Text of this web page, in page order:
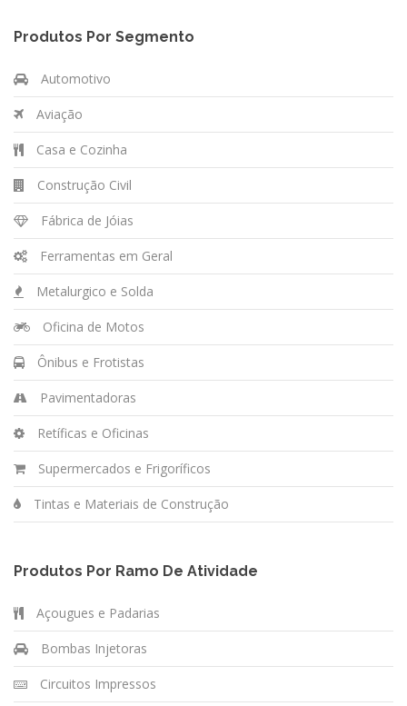
Produtos Por Segmento
Automotivo
Aviação
Casa e Cozinha
Construção Civil
Fábrica de Jóias
Ferramentas em Geral
Metalurgico e Solda
Oficina de Motos
Ônibus e Frotistas
Pavimentadoras
Retíficas e Oficinas
Supermercados e Frigoríficos
Tintas e Materiais de Construção
Produtos Por Ramo De Atividade
Açougues e Padarias
Bombas Injetoras
Circuitos Impressos